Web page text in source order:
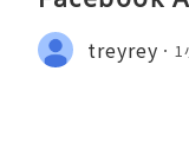
treyrey 1